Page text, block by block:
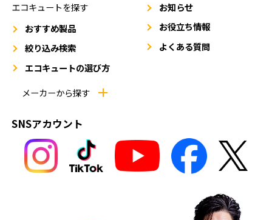
エコキュートを探す
おすすめ製品
絞り込み検索
エコキュートの選び方
メーカーから探す
お知らせ
お役立ち情報
よくある質問
SNSアカウント